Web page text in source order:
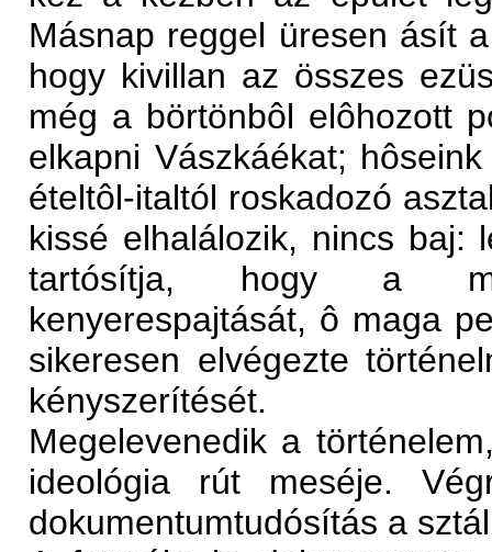
Másnap reggel üresen ásít
hogy kivillan az összes
még a börtönbôl elôhozott
elkapni Vászkáékat;
ételtôl-italtól roskadozó
kissé elhalálozik, nincs baj:
tartósítja, hogy a
kenyerespajtását, ô maga
sikeresen elvégezte
kényszerítését.
Megelevenedik a
ideológia rút meséje.
dokumentumtudósítás a